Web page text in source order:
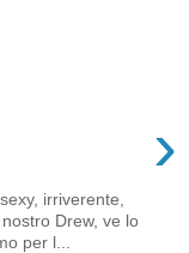
›
irriverente,
Drew, ve lo
per l...